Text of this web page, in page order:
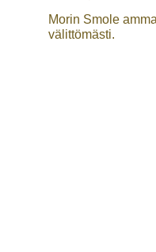
Morin Smole
välittömästi.